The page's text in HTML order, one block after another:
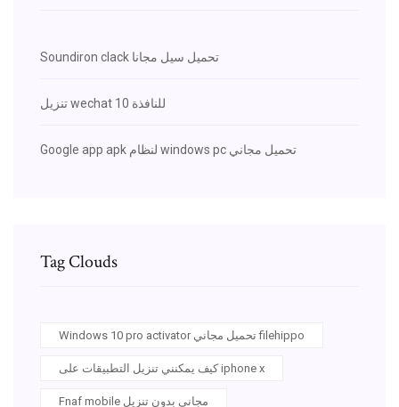
Soundiron clack تحميل سيل مجانا
تنزيل wechat للنافذة 10
Google app apk لنظام windows pc تحميل مجاني
Tag Clouds
Windows 10 pro activator تحميل مجاني filehippo
كيف يمكنني تنزيل التطبيقات على iphone x
Fnaf mobile مجاني بدون تنزيل